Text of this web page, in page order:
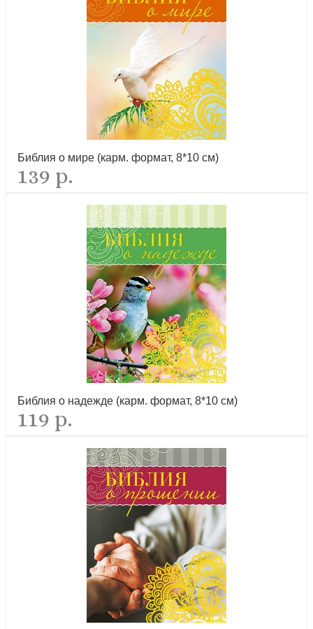
Библия о мире (карм. формат, 8*10 см)
139 р.
Библия о надежде (карм. формат, 8*10 см)
119 р.